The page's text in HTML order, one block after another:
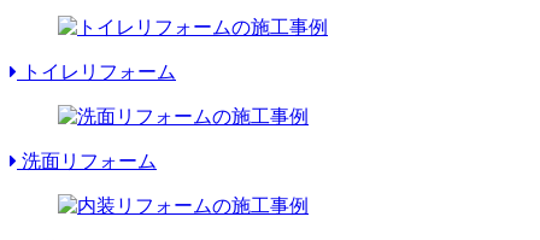
トイレリフォーム
洗面リフォーム